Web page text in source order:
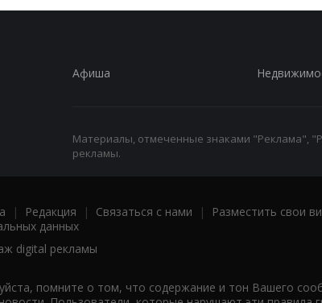
Афиша
Материалы, отмеченные знаками "Реклама",
рекламы.
| Редакция | Связаться с нами | Разместить свои
данных
digital рекламы
помните о том, что содержание и тон Вашего